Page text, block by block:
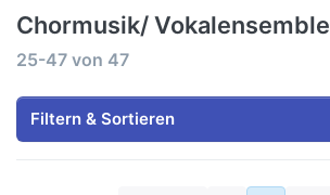
Chormusik/ Vokalensemble
25-47 von 47
Filtern & Sortieren